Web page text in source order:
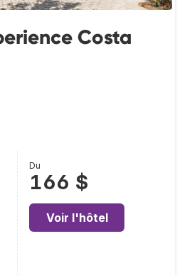
Costa
Du
166 $
Voir l'hôtel